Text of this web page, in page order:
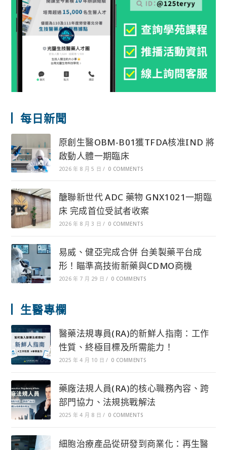
每日新聞
原創生醫OBM-B01獲TFDA核准IND 將
啟動人體一期臨床
2026 年 8 月 5 日 / 0 COMMENTS
醣聯新世代 ADC 藥物 GNX1021一期臨
床 完成首位受試者收案
2026 年 8 月 3 日 / 0 COMMENTS
易威、健亞完成合併 台美製藥平台成
形！瞄準高技術新藥與CDMO商機
2026 年 7 月 29 日 / 0 COMMENTS
生醫專欄
醫藥法規專員(RA)的新鮮人指南：工作
性質、終極目標及所需能力！
2025 年 4 月 10 日 / 0 COMMENTS
藥廠法規人員(RA)的核心職務內容、跨
部門協力、法規挑戰解法
2025 年 4 月 8 日 / 0 COMMENTS
細胞治療產品從研發到商業化：再生醫